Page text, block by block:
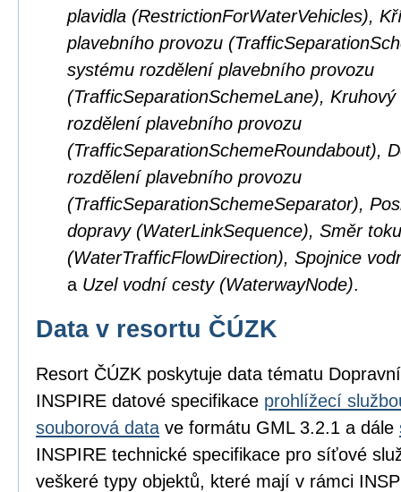
plavidla (RestrictionForWaterVehicles),
plavebního provozu
systému rozdělení plavebního provozu
(TrafficSeparationSchemeLane),
rozdělení plavebního provozu
(TrafficSeparationSchemeRoundabout),
rozdělení plavebního provozu
(TrafficSeparationSchemeSeparator),
dopravy (WaterLinkSequence), Směr
(WaterTrafficFlowDirection), Spojnice
a Uzel vodní cesty (WaterwayNode).
Data v resortu ČÚZK
Resort ČÚZK poskytuje data tématu
INSPIRE datové specifikace prohlížecí
souborová data ve formátu GML 3.2.1 a dále
INSPIRE technické specifikace pro síťové
veškeré typy objektů, které mají v rámci